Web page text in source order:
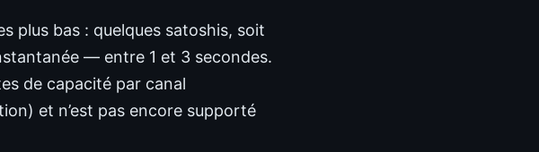
plus bas : quelques satoshis, soit
— entre 1 et 3 secondes.
de capacité par canal
et n’est pas encore supporté